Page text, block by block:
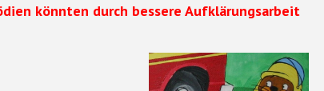
könnten durch bessere Aufklärungsarbeit